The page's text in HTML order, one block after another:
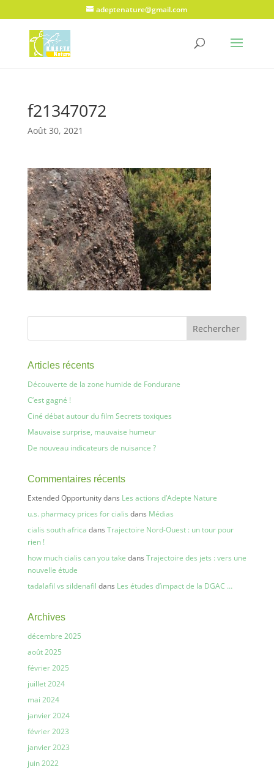
adeptenature@gmail.com
f21347072
Août 30, 2021
Articles récents
Découverte de la zone humide de Fondurane
C’est gagné !
Ciné débat autour du film Secrets toxiques
Mauvaise surprise, mauvaise humeur
De nouveau indicateurs de nuisance ?
Commentaires récents
Extended Opportunitydans Les actions d’Adepte Nature
u.s. pharmacy prices for cialis dans Médias
cialis south africa dans Trajectoire Nord-Ouest : un tour pour
rien !
how much cialis can you take dans Trajectoire des jets : vers une
nouvelle étude
tadalafil vs sildenafil dans Les études d’impact de la DGAC …
Archives
décembre 2025
août 2025
février 2025
juillet 2024
mai 2024
janvier 2024
février 2023
janvier 2023
juin 2022